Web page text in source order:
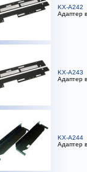
KX-A242
Адаптер
KX-A243
Адаптер
KX-A244
Адаптер